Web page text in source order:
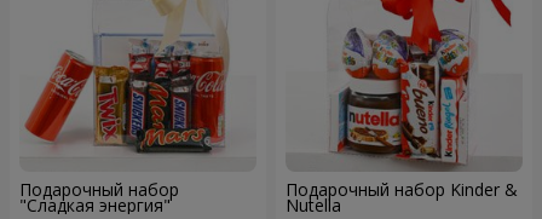
Подарочный набор
"Сладкая энергия"
Подарочный набор Kinder &
Nutella